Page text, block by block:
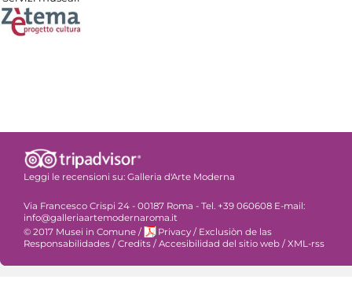
Leggi le recensioni su: Galleria d'Arte Moderna
Via Francesco Crispi 24 - 00187 Roma - Tel. +39 060608 E-mail:
info@galleriaartemodernaroma.it
© 2017 Musei in Comune / Privacy / Exclusiòn de las
Responsabilidades / Credits / Accesibilidad del sitio web / XML-rss